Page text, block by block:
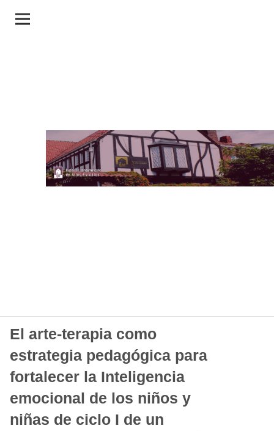
El arte-terapia como
estrategia pedagógica para
fortalecer la Inteligencia
emocional de los niños y
niñas de ciclo I de un